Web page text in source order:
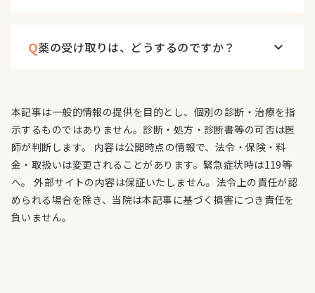
Q薬の受け取りは、どうするのですか？ keyboard_arrow_down
本記事は一般的情報の提供を目的とし、個別の診断・治療を指
示するものではありません。診断・処方・診断書等の可否は医
師が判断します。 内容は公開時点の情報で、法令・保険・料
金・取扱いは変更されることがあります。緊急症状時は119等
へ。 外部サイトの内容は保証いたしません。法令上の責任が認
められる場合を除き、当院は本記事に基づく損害につき責任を
負いません。